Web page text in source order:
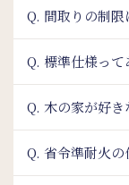
Q. 間取りの制限
Q. 標準仕様って
Q. 木の家が好
Q. 省令準耐火の